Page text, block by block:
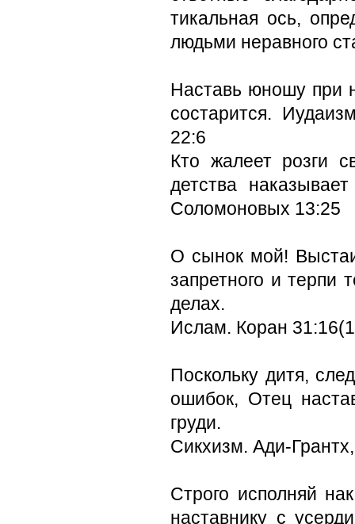
тикальная ось,
людьми неравного
Наставь юношу при
состарится.
22:6
Кто жалеет розги
детства
Соломоновых 13:25
О сынок мой!
запретного и терпи
делах.
Ислам. Коран
Поскольку дитя,
ошибок, Отец
груди.
Сикхизм. Ади-
Строго исполняй
наставнику с